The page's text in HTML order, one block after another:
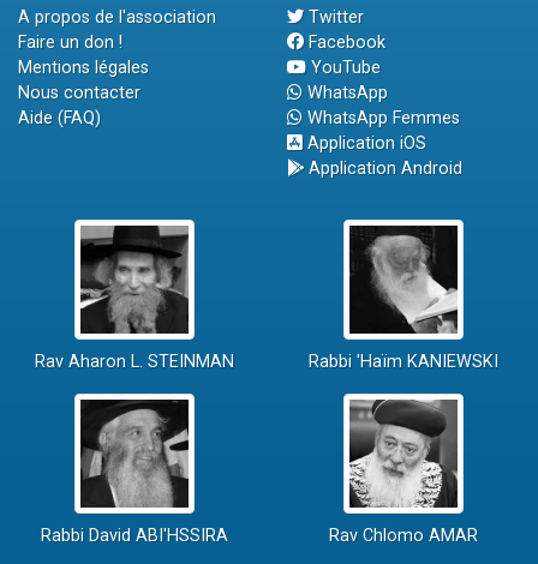
A propos de l'association
Faire un don !
Mentions légales
Nous contacter
Aide (FAQ)
Twitter
Facebook
YouTube
WhatsApp
WhatsApp Femmes
Application iOS
Application Android
Rav Aharon L. STEINMAN Rabbi 'Haïm KANIEWSKI
Rabbi David ABI'HSSIRA Rav Chlomo AMAR